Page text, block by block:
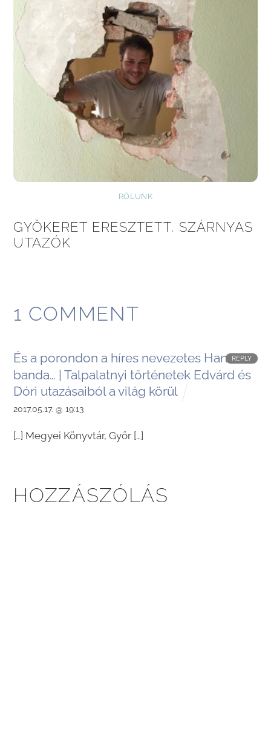
RÓLUNK
GYÖKERET ERESZTETT, SZÁRNYAS
UTAZÓK
1 COMMENT
És a porondon a híres nevezetes Handa
banda… | Talpalatnyi történetek Edvárd és
Dóri utazásaiból a világ körül
2017.05.17. @ 19:13
[…] Megyei Könyvtár, Győr […]
REPLY
HOZZÁSZÓLÁS